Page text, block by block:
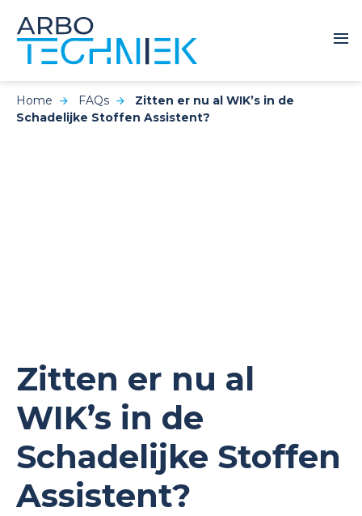
Home FAQs
Zitten er nu al WIK’s in de
Schadelijke Stoffen Assistent?
Zitten er nu al
WIK’s in de
Schadelijke Stoffen
Assistent?